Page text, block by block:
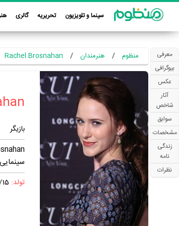
سینما و تلویزیون تحریریه گالری
معرفی
بیوگرافی
عکس
آثار
شاخص
سوابق
مشخصات
زندگی
نامه
نظرات
منظوم هنرمندان Rachel Brosnahan
بازیگر
تولد: